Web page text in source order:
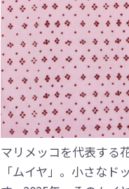
マリメッコを代表する
「ムイヤ」。小さな